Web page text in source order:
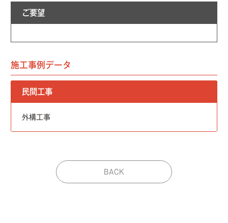
ご要望
施工事例データ
民間工事
外構工事
BACK